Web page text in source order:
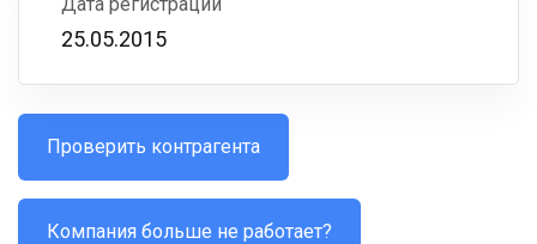
25.05.2015
Проверить контрагента
Компания больше не работает?